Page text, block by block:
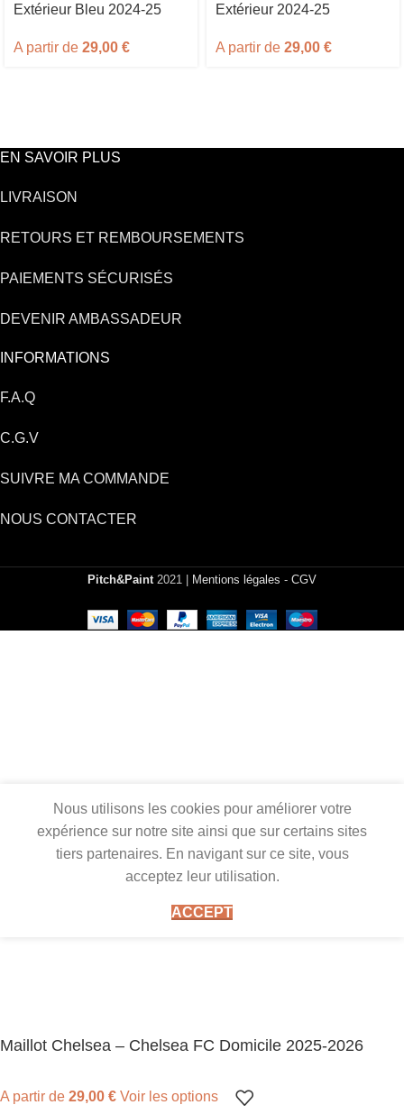
Extérieur Bleu 2024-25
A partir de 29,00 €
Extérieur 2024-25
A partir de 29,00 €
EN SAVOIR PLUS
LIVRAISON
RETOURS ET REMBOURSEMENTS
PAIEMENTS SÉCURISÉS
DEVENIR AMBASSADEUR
INFORMATIONS
F.A.Q
C.G.V
SUIVRE MA COMMANDE
NOUS CONTACTER
Pitch&Paint 2021 | Mentions légales - CGV
Nous utilisons les cookies pour améliorer votre
expérience sur notre site ainsi que sur certains sites
tiers partenaires. En navigant sur ce site, vous
acceptez leur utilisation.
ACCEPT
Maillot Chelsea – Chelsea FC Domicile 2025-2026
A partir de 29,00 € Voir les options